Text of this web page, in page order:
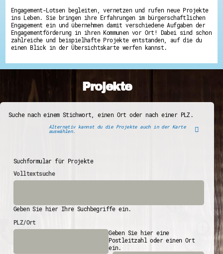
Engagement-Lotsen begleiten, vernetzen und rufen neue Projekte
ins Leben. Sie bringen ihre Erfahrungen im bürgerschaftlichen
Engagement ein und übernehmen damit verschiedene Aufgaben der
Engagementförderung in ihren Kommunen vor Ort! Dabei sind schon
zahlreiche und beispielhafte Projekte entstanden, auf die du
einen Blick in der Übersichtskarte werfen kannst.
Projekte
Suche nach einem Stichwort, einen Ort oder nach einer PLZ.
Alternativ kannst du die Projekte auch in der Karte
auswählen.
Suchformular für Projekte
Volltextsuche
Geben Sie hier Ihre Suchbegriffe ein.
PLZ/Ort
Geben Sie hier eine
Postleitzahl oder einen Ort
ein.